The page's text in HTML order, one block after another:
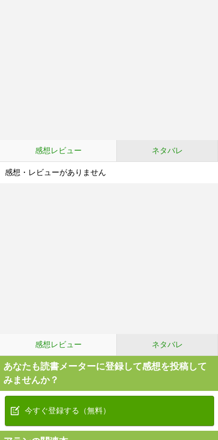
感想レビュー ネタバレ
感想・レビューがありません
感想レビュー ネタバレ
あなたも読書メーターに登録して感想を投稿して
みませんか？
今すぐ登録する（無料）